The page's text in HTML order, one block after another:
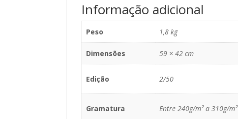
Informação adicional
Peso 1,8 kg
Dimensões 59 × 42 cm
Edição 2/50
Gramatura Entre 240g/m² a 310g/m²